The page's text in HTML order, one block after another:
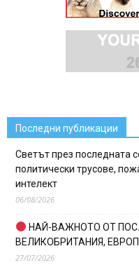
Последни публикации
Светът през последната
политически трусове,
интелект
06/08/2026
НАЙ-ВАЖНОТО ОТ
ВЕЛИКОБРИТАНИЯ,
27/07/2026